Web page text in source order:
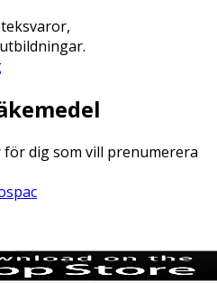
dig som vill prenumerera